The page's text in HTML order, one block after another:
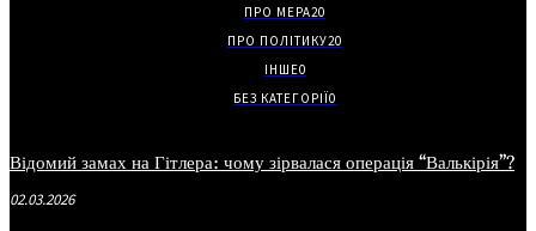
ПРО МЕРА20
ПРО ПОЛІТИКУ20
ІНШЕ0
БЕЗ КАТЕГОРІЇ0
Відомий замах на Гітлера: чому зірвалася операція “Валькірія”?
02.03.2026